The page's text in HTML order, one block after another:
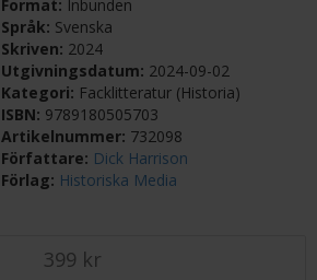
Format: Inbunden
Språk: Svenska
Skriven: 2024
Utgivningsdatum: 2024-09-02
Kategori: Facklitteratur (Historia)
ISBN: 9789180505703
Artikelnummer: 732098
Författare: Dick Harrison
Förlag: Historiska Media
399 kr